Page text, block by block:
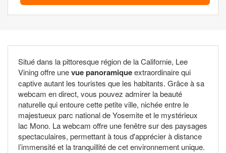
Situé dans la pittoresque région de la Californie, Lee
Vining offre unevue panoramiqueextraordinaire qui
captive autant les touristes que les habitants. Grâce à sa
webcam en direct, vous pouvez admirer la beauté
naturelle qui entoure cette petite ville, nichée entre le
majestueux parc national de Yosemite et le mystérieux
lac Mono. La webcam offre une fenêtre sur des paysages
spectaculaires, permettant à tous d'apprécier à distance
l’immensité et la tranquillité de cet environnement unique.